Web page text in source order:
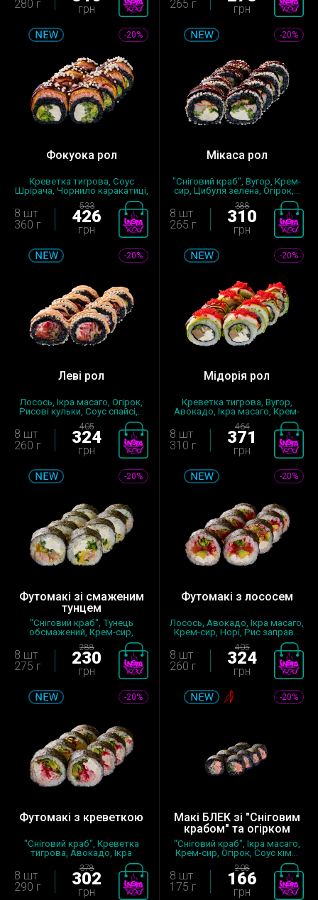
280 г грн 265 г грн
-20%
Фокуока рол
Креветка тигрова, Соус
Шрірача, Чорнило каракатиці,
Сир...
8 шт
360 г
533
426
грн
-20%
Мікаса рол
"Сніговий краб", Вугор, Крем-
сир, Цибуля зелена, Огірок,...
8 шт
265 г
388
310
грн
-20%
Леві рол
Лосось, Ікра масаго, Огірок,
Рисові кульки, Соус спайсі,...
8 шт
260 г
405
324
грн
-20%
Мідорія рол
Креветка тигрова, Вугор,
Авокадо, Ікра масаго, Крем-
сир,...
8 шт
310 г
464
371
грн
-20%
Футомакі зі смаженим
тунцем
"Сніговий краб", Тунець
обсмажений, Крем-сир,
Манго, Огі...
8 шт
275 г
288
230
грн
-20%
Футомакі з лососем
Лосось, Авокадо, Ікра масаго,
Крем-сир, Норі, Рис заправ...
8 шт
260 г
405
324
грн
-20%
Футомакі з креветкою
"Сніговий краб", Креветка
тигрова, Авокадо, Ікра
масаго,...
8 шт
290 г
378
302
грн
-20%
Макі БЛЕК зі "Сніговим
крабом" та огірком
"Сніговий краб", Ікра масаго,
Крем-сир, Огірок, Соус кiм...
8 шт
175 г
208
166
грн